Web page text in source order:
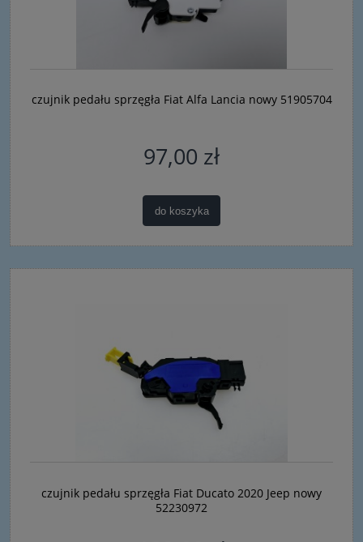
czujnik pedału sprzęgła Fiat Alfa Lancia nowy 51905704
97,00 zł
do koszyka
czujnik pedału sprzęgła Fiat Ducato 2020 Jeep nowy
52230972